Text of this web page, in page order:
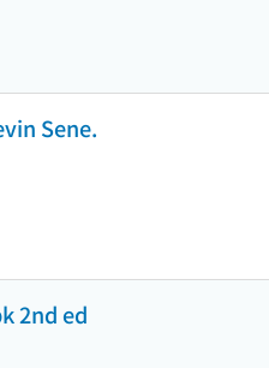
Sene.
2nd ed